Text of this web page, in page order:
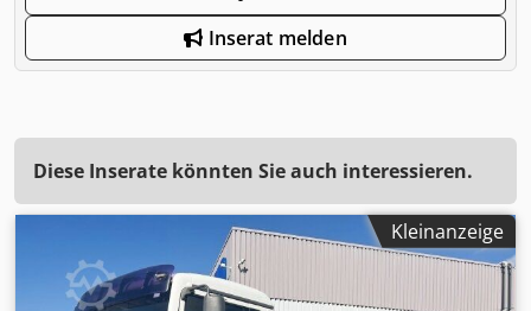
Inserat melden
Diese Inserate könnten Sie auch interessieren.
Kleinanzeige